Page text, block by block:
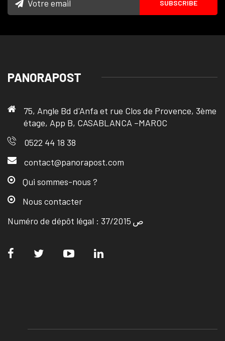
PANORAPOST
75, Angle Bd d'Anfa et rue Clos de Provence, 3ème
étage, App B, CASABLANCA –MAROC
0522 44 18 38
contact@panorapost.com
Qui sommes-nous ?
Nous contacter
Numéro de dépôt légal : ص 37/2015